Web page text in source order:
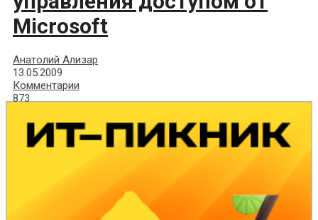
Microsoft
Анатолий Ализар
13.05.2009
Комментарии
873